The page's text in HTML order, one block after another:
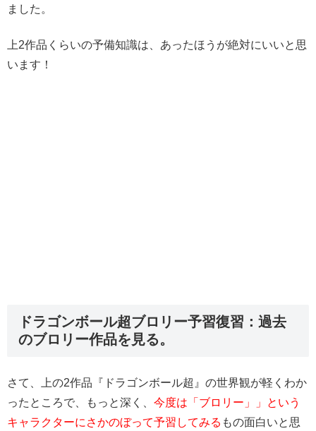
ました。
上2作品くらいの予備知識は、あったほうが絶対にいいと思
います！
ドラゴンボール超ブロリー予習復習：過去
のブロリー作品を見る。
さて、上の2作品『ドラゴンボール超』の世界観が軽くわか
ったところで、もっと深く、 今度は「ブロリー」」という
キャラクターにさかのぼって予習してみる もの面白いと思